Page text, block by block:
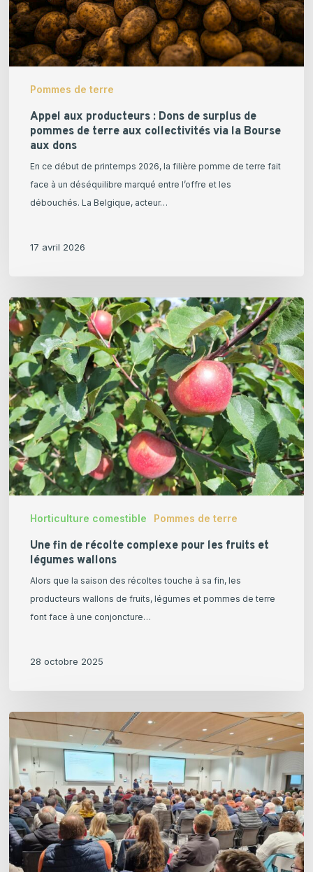
Pommes de terre
de
pommes
de
terre
collectivités
Bourse
dons
Appel aux producteurs : Dons de surplus de
pommes de terre aux collectivités via la Bourse
aux dons
En ce début de printemps 2026, la filière pomme de terre fait
face à un déséquilibre marqué entre l’offre et les
débouchés. La Belgique, acteur…
17 avril 2026
Horticulture comestible Pommes de terre
Une
fin
de
récolte
complexe
pour
les
fruits
et
légumes
wallons
Une fin de récolte complexe pour les fruits et
légumes wallons
Alors que la saison des récoltes touche à sa fin, les
producteurs wallons de fruits, légumes et pommes de terre
font face à une conjoncture…
28 octobre 2025
Résumé
des
différentes
Assemblées
sectorielles
d’Automne
2024
du
Collège